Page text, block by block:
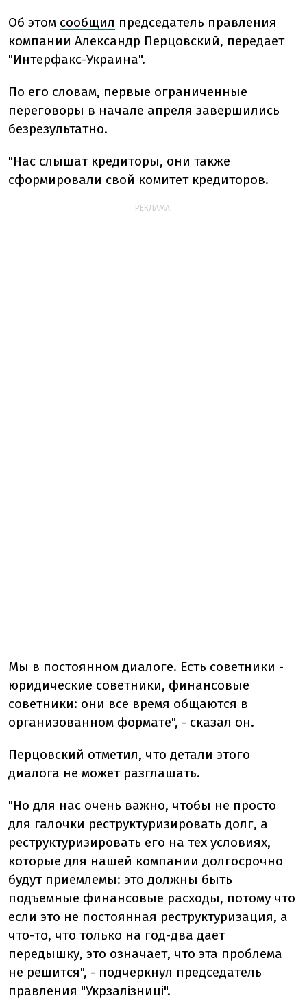
Об этом сообщил председатель правления
компании Александр Перцовский, передает
"Интерфакс-Украина".
По его словам, первые ограниченные
переговоры в начале апреля завершились
безрезультатно.
"Нас слышат кредиторы, они также
сформировали свой комитет кредиторов.
РЕКЛАМА:
Мы в постоянном диалоге. Есть советники -
юридические советники, финансовые
советники: они все время общаются в
организованном формате", - сказал он.
Перцовский отметил, что детали этого
диалога не может разглашать.
"Но для нас очень важно, чтобы не просто
для галочки реструктуризировать долг, а
реструктуризировать его на тех условиях,
которые для нашей компании долгосрочно
будут приемлемы: это должны быть
подъемные финансовые расходы, потому что
если это не постоянная реструктуризация, а
что-то, что только на год-два дает
передышку, это означает, что эта проблема
не решится", - подчеркнул председатель
правления "Укрзалізниці".